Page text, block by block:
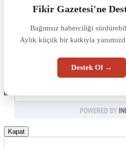
Fikir Gazetesi'ne
Bağımsız haberciliği
Aylık küçük bir katkıyla
Destek Ol →
Kapat